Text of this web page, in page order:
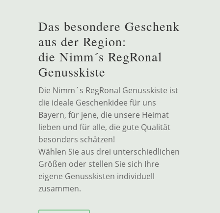
Das besondere Geschenk
aus der Region:
die Nimm´s RegRonal
Genusskiste
Die Nimm´s RegRonal Genusskiste ist
die ideale Geschenkidee für uns
Bayern, für jene, die unsere Heimat
lieben und für alle, die gute Qualität
besonders schätzen!
Wählen Sie aus drei unterschiedlichen
Größen oder stellen Sie sich Ihre
eigene Genusskisten individuell
zusammen.